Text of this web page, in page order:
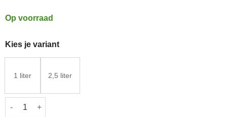
Op voorraad
Kies je variant
1 liter 2,5 liter
Woca Natuurzeep Grijs aantal